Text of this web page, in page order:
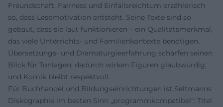
Freundschaft, Fairness und Einfallsreichtum erzählerisch
so, dass Lesemotivation entsteht. Seine Texte sind so
gebaut, dass sie laut funktionieren – ein Qualitätsmerkmal,
das viele Unterrichts- und Familienkontexte benötigen.
Übersetzungs- und Dramaturgieerfahrung schärfen seinen
Blick für Tonlagen; dadurch wirken Figuren glaubwürdig,
und Komik bleibt respektvoll.
Für Buchhandel und Bildungseinrichtungen ist Seltmanns
Diskographie im besten Sinn „programmkompatibel“: Titel